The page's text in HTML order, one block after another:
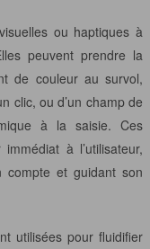
ou haptiques à
peuvent prendre la
de couleur au survol,
clic, ou d’un champ de
à la saisie. Ces
à l’utilisateur,
et guidant son
utilisées pour fluidifier